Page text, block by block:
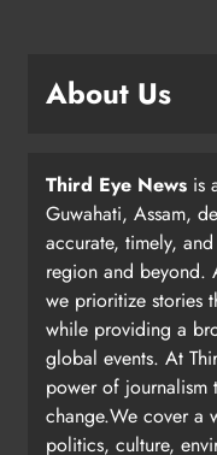
About Us
Third Eye News is
Guwahati, Assam,
accurate, timely,
region and beyond.
we prioritize stories
while providing a
global events. At
power of journalism
change.We cover a
politics, culture,